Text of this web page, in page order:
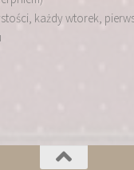
każdy wtorek,